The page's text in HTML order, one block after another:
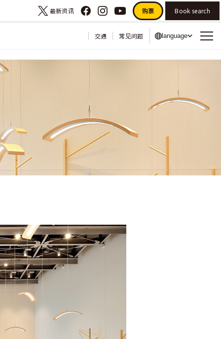
最新资讯 购票 Book search
交通 常见问题 language